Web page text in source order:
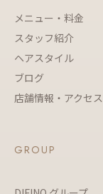
メニュー・料金
スタッフ紹介
ヘアスタイル
ブログ
店舗情報・アクセス
GROUP